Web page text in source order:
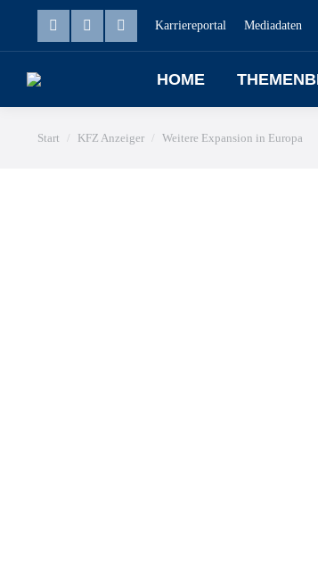
Karriereportal Mediadaten
HOME
Sie befinden sich hier:
Start KFZ Anzeiger Weitere Expansion in Europa